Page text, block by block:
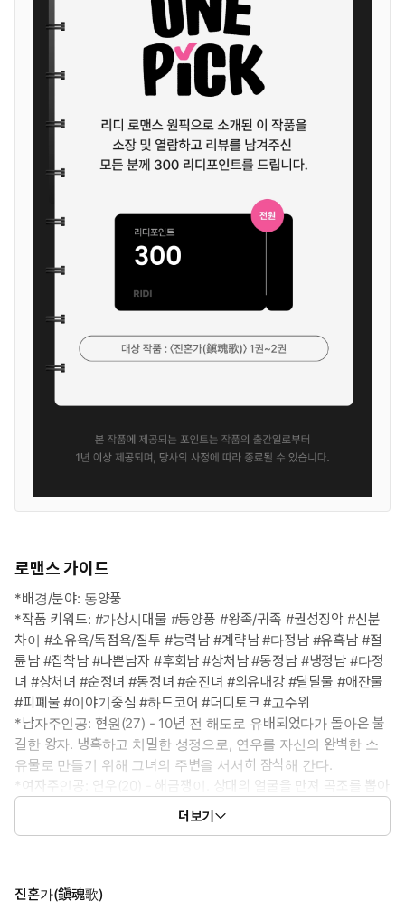
로맨스 가이드
*배경/분야: 동양풍
*작품 키워드: #가상시대물 #동양풍 #왕족/귀족 #권성징악 #신분
차이 #소유욕/독점욕/질투 #능력남 #계략남 #다정남 #유혹남 #절
륜남 #집착남 #나쁜남자 #후회남 #상처남 #동정남 #냉정남 #다정
녀 #상처녀 #순정녀 #동정녀 #순진녀 #외유내강 #달달물 #애잔물
#피폐물 #이야기중심 #하드코어 #더디토크 #고수위
*남자주인공: 현원(27) - 10년 전 해도로 유배되었다가 돌아온 불
길한 왕자. 냉혹하고 치밀한 성정으로, 연우를 자신의 완벽한 소
유물로 만들기 위해 그녀의 주변을 서서히 잠식해 간다.
*여자주인공: 연우(20) - 해금쟁이. 상대의 얼굴을 만져 곡조를 뽑아
내는 맹인 악사. 아비의 폭력과 가난 속에서도 중심을 잃지 않으려
“보지 못해서 더 잘 보이는 것도 있어요.”
더보기
진혼가(鎭魂歌)